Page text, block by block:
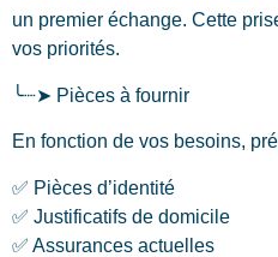
un premier échange. Cette
vos priorités.
╰┈➤ Pièces à fournir
En fonction de vos besoins,
✅ Pièces d’identité
✅ Justificatifs de domicile
✅ Assurances actuelles